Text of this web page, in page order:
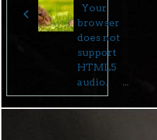
Your
browser
does not
support
HTML5
audio. ...